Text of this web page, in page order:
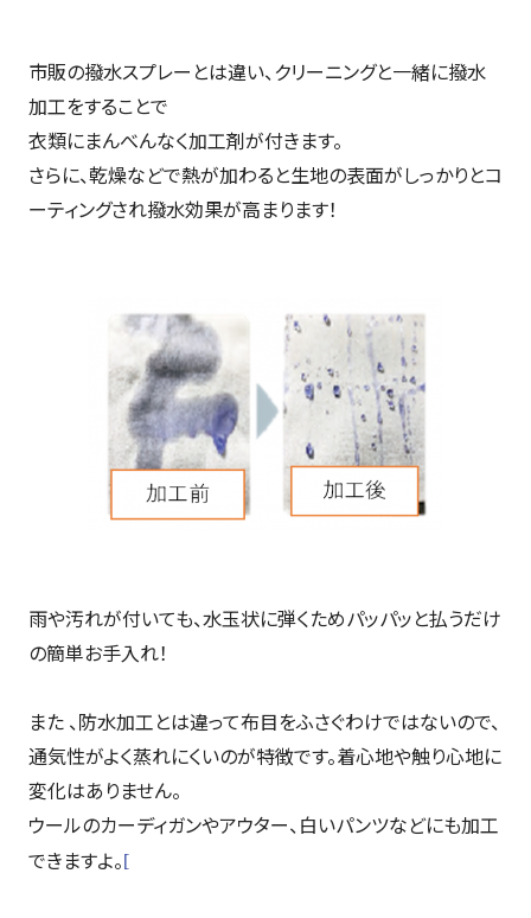
市販の撥水スプレーとは違い、クリーニングと一緒に撥水
加工をすることで
衣類にまんべんなく加工剤が付きます。
さらに、乾燥などで熱が加わると生地の表面がしっかりとコ
ーティングされ撥水効果が高まります！
雨や汚れが付いても、水玉状に弾くためパッパッと払うだけ
の簡単お手入れ！
また 、防水加工とは違って布目をふさぐわけではないので、
通気性がよく蒸れにくいのが特徴です。着心地や触り心地に
変化はありません。
ウールのカーディガンやアウター、白いパンツなどにも加工
できますよ。[